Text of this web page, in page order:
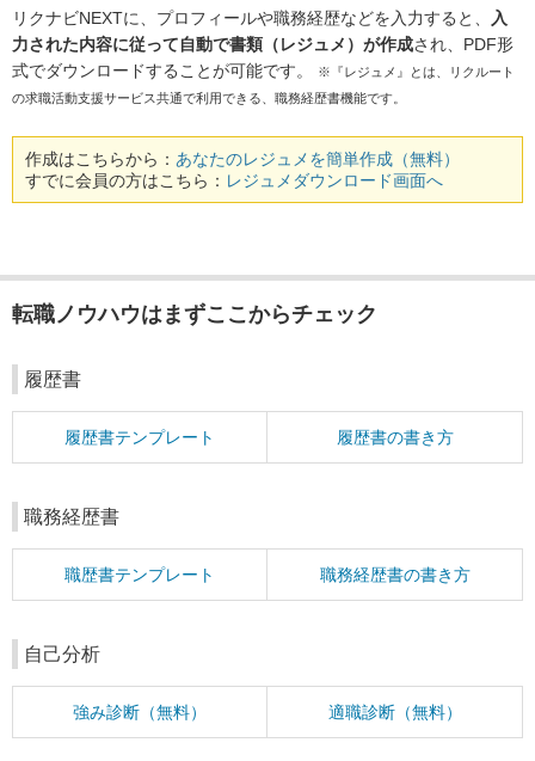
リクナビNEXTに、プロフィールや職務経歴などを入力すると、
入
力された内容に従って自動で書類（レジュメ）が作成され、PDF形
式でダウンロードすることが可能です。
※『レジュメ』とは、リクルート
の求職活動支援サービス共通で利用できる、職務経歴書機能です。
作成はこちらから： あなたのレジュメを簡単作成（無料）
すでに会員の方はこちら： レジュメダウンロード画面へ
転職ノウハウはまずここからチェック
履歴書
履歴書テンプレート 履歴書の書き方
職務経歴書
職歴書テンプレート 職務経歴書の書き方
自己分析
強み診断（無料） 適職診断（無料）